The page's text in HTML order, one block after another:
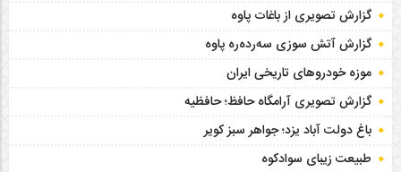
گزارش تصویری از باغات پاوه
گزارش آتش سوزی سەردەرە پاوه
موزه خودروهای تاریخی ایران
گزارش تصویری آرامگاه حافظ؛ حافظیه‎
باغ دولت آباد یزد؛ جواهر سبز کویر
طبیعت زیبای سوادکوه